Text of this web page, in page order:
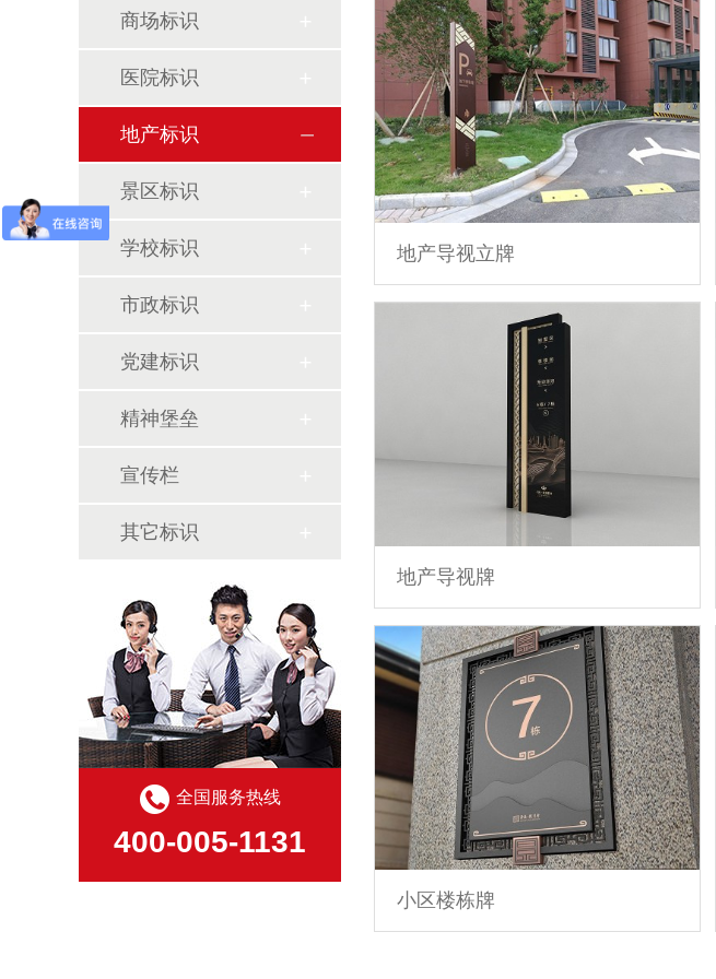
地产导视立牌
地产导视牌
小区楼栋牌
商场标识
医院标识
地产标识
景区标识
学校标识
市政标识
党建标识
精神堡垒
宣传栏
其它标识
全国服务热线
400-005-1131